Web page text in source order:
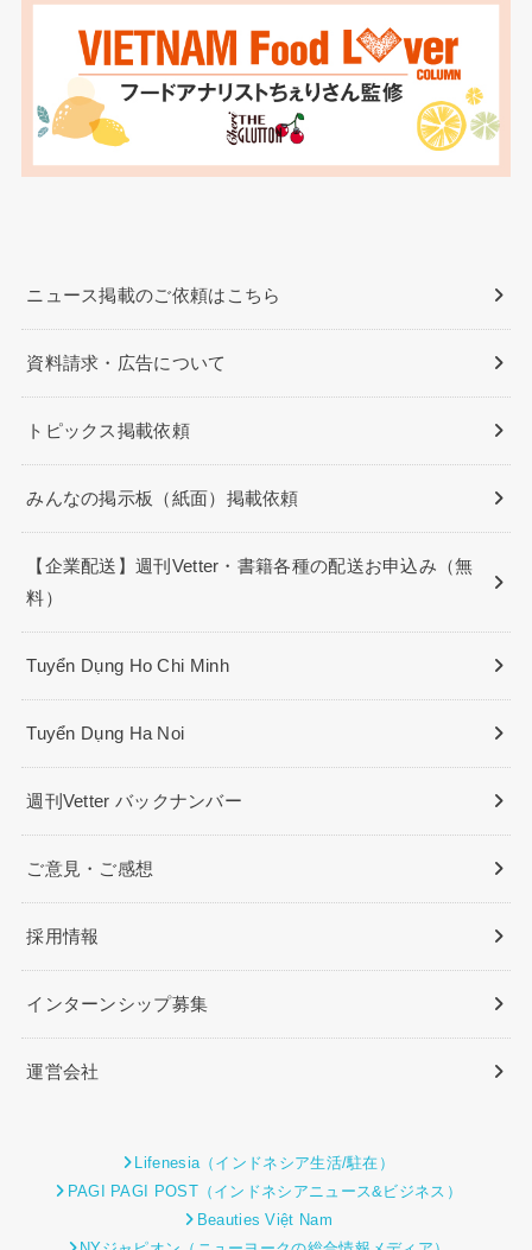
ニュース掲載のご依頼はこちら
資料請求・広告について
トピックス掲載依頼
みんなの掲示板（紙面）掲載依頼
【企業配送】週刊Vetter・書籍各種の配送お申込み（無
料）
Tuyển Dụng Ho Chi Minh
Tuyển Dụng Ha Noi
週刊Vetter バックナンバー
ご意見・ご感想
採用情報
インターンシップ募集
運営会社
Lifenesia（インドネシア生活/駐在）
PAGI PAGI POST（インドネシアニュース&ビジネス）
Beauties Việt Nam